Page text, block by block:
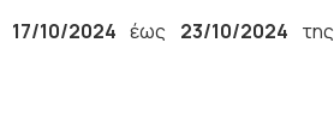
17/10/2024 έως 23/10/2024 της